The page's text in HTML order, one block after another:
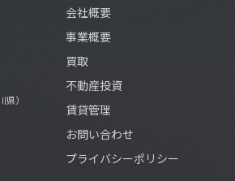
県）
会社概要
事業概要
買取
不動産投資
賃貸管理
お問い合わせ
プライバシーポリシー